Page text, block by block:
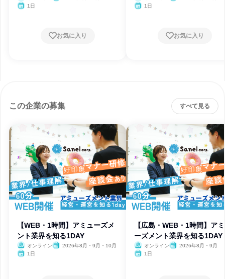
1日
お気に入り
1日
お気に入り
この企業の募集 すべて見る
【WEB・1時間】アミューズメ
ント業界を知る1DAY
オンライン
2026年8月・9月・10月
1日
【広島・WEB・1時間】ア
ーズメント業界を知る1DAY
オンライン
2026年8月・9月
1日